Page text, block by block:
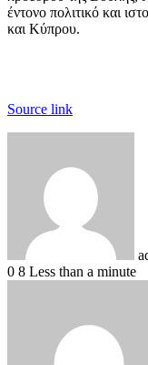
έντονο πολιτικό και
και Κύπρου.
Source link
0 8 Less than a minute